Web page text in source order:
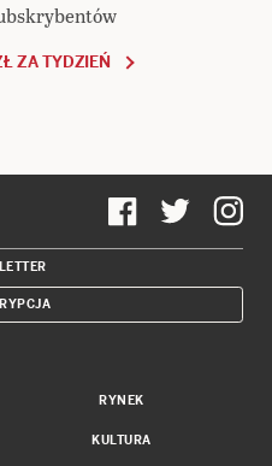
ZA TYDZIEŃ
RYNEK
KULTURA